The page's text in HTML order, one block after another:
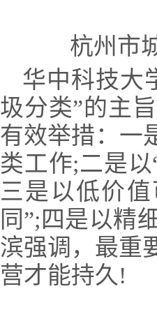
杭州市城
华中科技大
圾分类”的主
有效举措：一
类工作;二是
三是以低价
同”;四是以精
滨强调，最重
营才能持久!